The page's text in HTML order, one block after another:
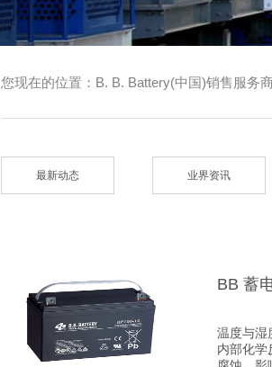
BB 蓄
温度与湿
内部化学
您现在的位置： B. B. Battery(中国)销售服务
最新动态 业界资讯